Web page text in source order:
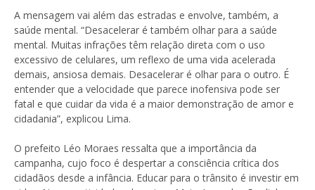
A mensagem vai além das estradas e envolve, também, a
saúde mental. “Desacelerar é também olhar para a saúde
mental. Muitas infrações têm relação direta com o uso
excessivo de celulares, um reflexo de uma vida acelerada
demais, ansiosa demais. Desacelerar é olhar para o outro. É
entender que a velocidade que parece inofensiva pode ser
fatal e que cuidar da vida é a maior demonstração de amor e
cidadania”, explicou Lima.
O prefeito Léo Moraes ressalta que a importância da
campanha, cujo foco é despertar a consciência crítica dos
cidadãos desde a infância. Educar para o trânsito é investir em